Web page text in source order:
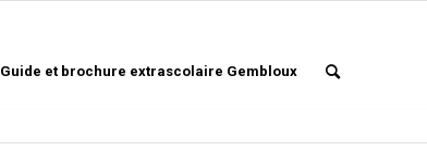
Guide et brochure extrascolaire Gembloux